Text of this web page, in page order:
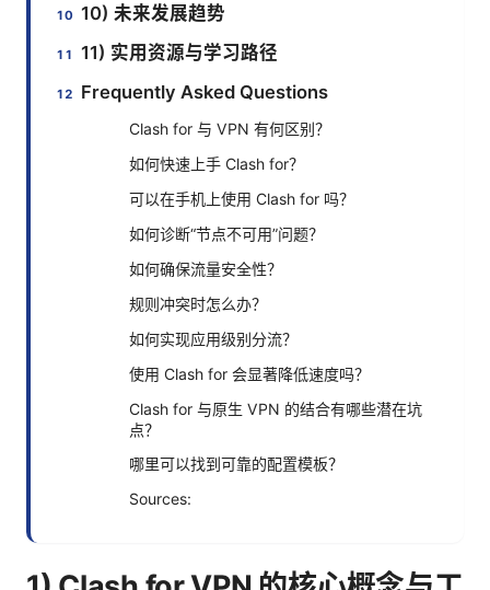
10) 未来发展趋势
11) 实用资源与学习路径
Frequently Asked Questions
Clash for 与 VPN 有何区别？
如何快速上手 Clash for？
可以在手机上使用 Clash for 吗？
如何诊断“节点不可用”问题？
如何确保流量安全性？
规则冲突时怎么办？
如何实现应用级别分流？
使用 Clash for 会显著降低速度吗？
Clash for 与原生 VPN 的结合有哪些潜在坑
点？
哪里可以找到可靠的配置模板？
Sources: